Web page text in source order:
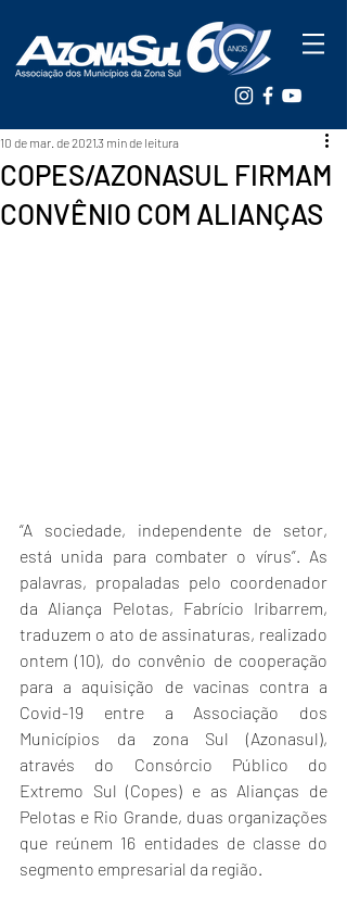
COPES/AZONASUL FIRMAM
CONVÊNIO COM ALIANÇAS
10 de mar. de 20213 min de leitura
“A sociedade, independente de setor,
está unida para combater o vírus”. As
palavras, propaladas pelo coordenador
da Aliança Pelotas, Fabrício Iribarrem,
traduzem o ato de assinaturas, realizado
ontem (10), do convênio de cooperação
para a aquisição de vacinas contra a
Covid-19 entre a Associação dos
Municípios da zona Sul (Azonasul),
através do Consórcio Público do
Extremo Sul (Copes) e as Alianças de
Pelotas e Rio Grande, duas organizações
que reúnem 16 entidades de classe do
segmento empresarial da região.